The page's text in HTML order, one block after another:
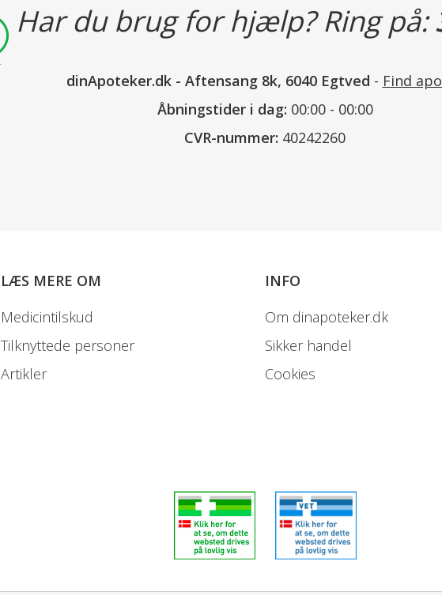
10 m x 3,8 cm, til ankler og knæ
10 m x 5,0 cm, til muskelskader,
Deklaration:
Klæbemateriale: Brintet
antioxidant, SBS & SIS
Har du brug for hjælp? Ring på:
dinApoteker.dk- Aftensang 8k, 6040 Egtved - Find
Åbningstider i dag: 00:00 - 00:00
CVR-nummer: 40242260
LÆS MERE OM
Medicintilskud
Tilknyttede personer
Artikler
INFO
Om dinapoteker.dk
Sikker handel
Cookies